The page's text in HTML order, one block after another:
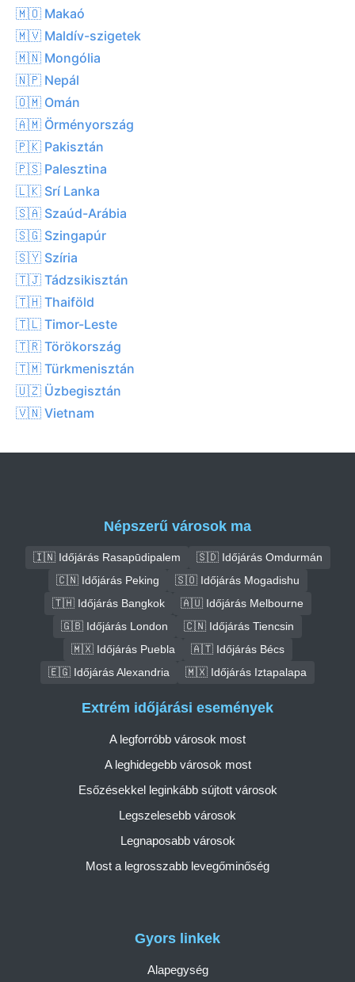
🇲🇴 Makaó
🇲🇻 Maldív-szigetek
🇲🇳 Mongólia
🇳🇵 Nepál
🇴🇲 Omán
🇦🇲 Örményország
🇵🇰 Pakisztán
🇵🇸 Palesztina
🇱🇰 Srí Lanka
🇸🇦 Szaúd-Arábia
🇸🇬 Szingapúr
🇸🇾 Szíria
🇹🇯 Tádzsikisztán
🇹🇭 Thaiföld
🇹🇱 Timor-Leste
🇹🇷 Törökország
🇹🇲 Türkmenisztán
🇺🇿 Üzbegisztán
🇻🇳 Vietnam
Népszerű városok ma
🇮🇳 Időjárás Rasapūdipalem
🇸🇩 Időjárás Omdurmán
🇨🇳 Időjárás Peking
🇸🇴 Időjárás Mogadishu
🇹🇭 Időjárás Bangkok
🇦🇺 Időjárás Melbourne
🇬🇧 Időjárás London
🇨🇳 Időjárás Tiencsin
🇲🇽 Időjárás Puebla
🇦🇹 Időjárás Bécs
🇪🇬 Időjárás Alexandria
🇲🇽 Időjárás Iztapalapa
Gyors linkek
Alapegység
Extrém időjárási események
A legforróbb városok most
A leghidegebb városok most
Esőzésekkel leginkább sújtott városok
Legszelesebb városok
Legnaposabb városok
Most a legrosszabb levegőminőség